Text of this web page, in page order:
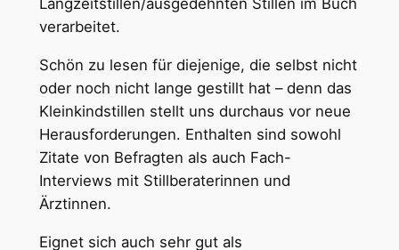
verarbeitet.
Schön zu lesen für diejenige, die selbst nicht
oder noch nicht lange gestillt hat – denn das
Kleinkindstillen stellt uns durchaus vor neue
Herausforderungen. Enthalten sind sowohl
Zitate von Befragten als auch Fach-
Interviews mit Stillberaterinnen und
Ärztinnen.
Eignet sich auch sehr gut als